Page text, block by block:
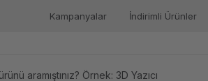
Kampanyalar İndirimli Ürünler